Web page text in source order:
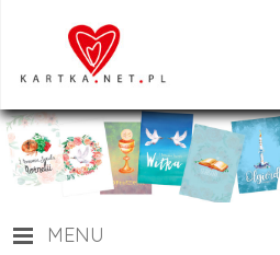
MENU